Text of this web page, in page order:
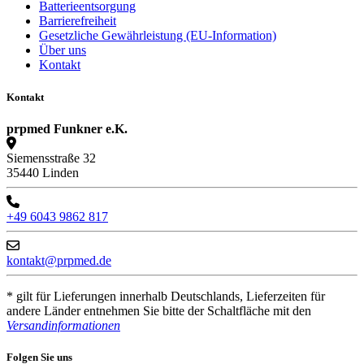
Batterieentsorgung
Barrierefreiheit
Gesetzliche Gewährleistung (EU-Information)
Über uns
Kontakt
Kontakt
prpmed Funkner e.K.
Siemensstraße 32
35440 Linden
+49 6043 9862 817
kontakt@prpmed.de
* gilt für Lieferungen innerhalb Deutschlands, Lieferzeiten für
andere Länder entnehmen Sie bitte der Schaltfläche mit den
Versandinformationen
Folgen Sie uns